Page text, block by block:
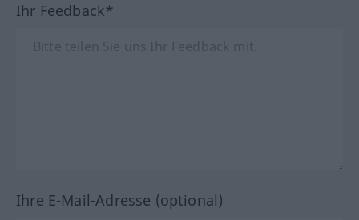
Ihr Feedback*
Ihre E-Mail-Adresse (optional)